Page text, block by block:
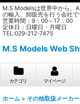
M.S Modelsは世界中から、
の輸入、卸販売を行う会社で
営業時間：9：00～17：00
定休日：日曜日・月曜日
TEL:029-212-7475
M.S Models Web
カテゴリ マイページ
ホーム > その他取扱メーカー